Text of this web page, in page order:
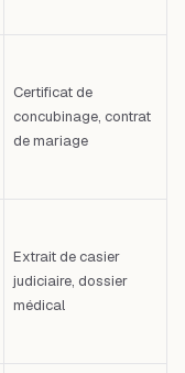
Certificat de
concubinage, contrat
de mariage
Extrait de casier
judiciaire, dossier
médical